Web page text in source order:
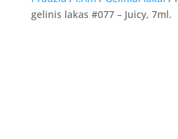
gelinis lakas #077 – Juicy, 7ml.